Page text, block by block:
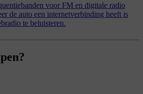
voor FM en digitale radio
de auto een internetverbinding heeft is
te beluisteren.